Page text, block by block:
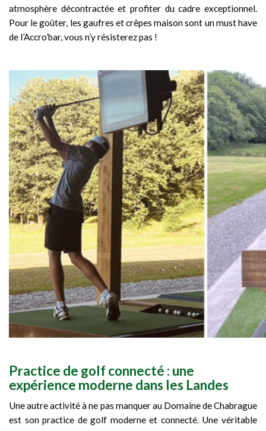
atmosphère décontractée et profiter du cadre exceptionnel.
Pour le goûter, les gaufres et crêpes maison sont un must have
de l’Accro’bar, vous n’y résisterez pas !
Practice de golf connecté : une
expérience moderne dans les Landes
Une autre activité à ne pas manquer au Domaine de Chabrague
est son practice de golf moderne et connecté. Une véritable